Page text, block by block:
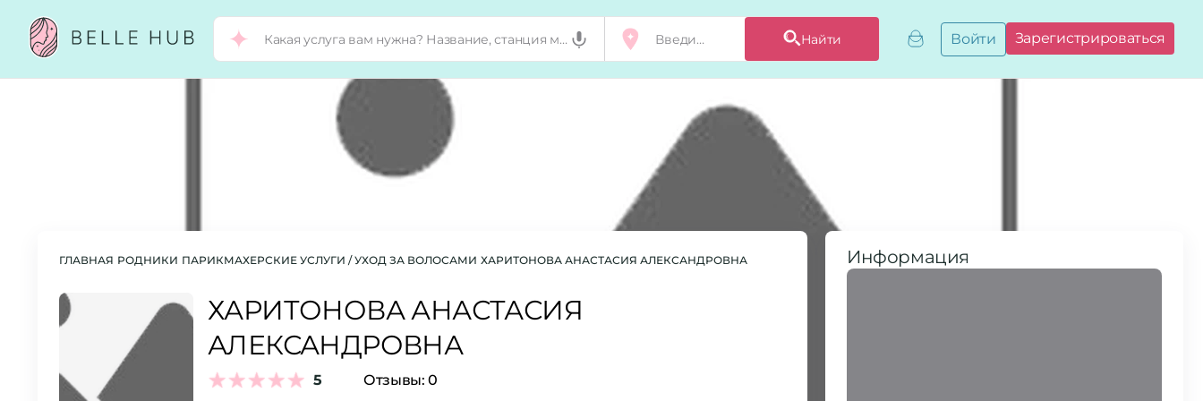
Найти
Добавить,
Войти Зарегистрироваться
ГЛАВНАЯ РОДНИКИ ПАРИКМАХЕРСКИЕ УСЛУГИ / УХОД ЗА ВОЛОСАМИ ХАРИТОНОВА АНАСТАСИЯ АЛЕКСАНДРОВНА
ХАРИТОНОВА АНАСТАСИЯ
АЛЕКСАНДРОВНА
5 Отзывы:0
Информация